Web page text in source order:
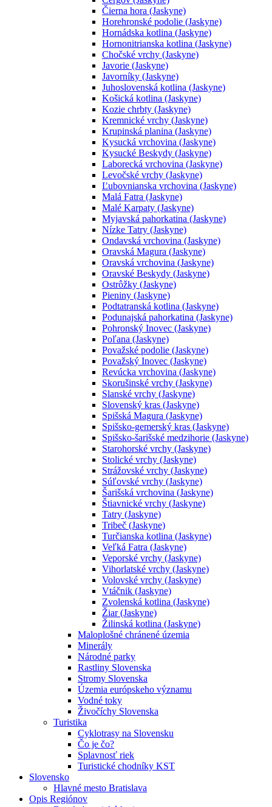
Čierna hora (Jaskyne)
Horehronské podolie (Jaskyne)
Hornádska kotlina (Jaskyne)
Hornonitrianska kotlina (Jaskyne)
Chočské vrchy (Jaskyne)
Javorie (Jaskyne)
Javorníky (Jaskyne)
Juhoslovenská kotlina (Jaskyne)
Košická kotlina (Jaskyne)
Kozie chrbty (Jaskyne)
Kremnické vrchy (Jaskyne)
Krupinská planina (Jaskyne)
Kysucká vrchovina (Jaskyne)
Kysucké Beskydy (Jaskyne)
Laborecká vrchovina (Jaskyne)
Levočské vrchy (Jaskyne)
Ľubovnianska vrchovina (Jaskyne)
Malá Fatra (Jaskyne)
Malé Karpaty (Jaskyne)
Myjavská pahorkatina (Jaskyne)
Nízke Tatry (Jaskyne)
Ondavská vrchovina (Jaskyne)
Oravská Magura (Jaskyne)
Oravská vrchovina (Jaskyne)
Oravské Beskydy (Jaskyne)
Ostrôžky (Jaskyne)
Pieniny (Jaskyne)
Podtatranská kotlina (Jaskyne)
Podunajská pahorkatina (Jaskyne)
Pohronský Inovec (Jaskyne)
Poľana (Jaskyne)
Považské podolie (Jaskyne)
Považský Inovec (Jaskyne)
Revúcka vrchovina (Jaskyne)
Skorušinské vrchy (Jaskyne)
Slanské vrchy (Jaskyne)
Slovenský kras (Jaskyne)
Spišská Magura (Jaskyne)
Spišsko-gemerský kras (Jaskyne)
Spišsko-šarišské medzihorie (Jaskyne)
Starohorské vrchy (Jaskyne)
Stolické vrchy (Jaskyne)
Strážovské vrchy (Jaskyne)
Súľovské vrchy (Jaskyne)
Šarišská vrchovina (Jaskyne)
Štiavnické vrchy (Jaskyne)
Tatry (Jaskyne)
Tribeč (Jaskyne)
Turčianska kotlina (Jaskyne)
Veľká Fatra (Jaskyne)
Veporské vrchy (Jaskyne)
Vihorlatské vrchy (Jaskyne)
Volovské vrchy (Jaskyne)
Vtáčnik (Jaskyne)
Zvolenská kotlina (Jaskyne)
Žiar (Jaskyne)
Žilinská kotlina (Jaskyne)
Maloplošné chránené územia
Minerály
Národné parky
Rastliny Slovenska
Stromy Slovenska
Územia európskeho významu
Vodné toky
Živočíchy Slovenska
Turistika
Cyklotrasy na Slovensku
Čo je čo?
Splavnosť riek
Turistické chodníky KST
Slovensko
Hlavné mesto Bratislava
Opis Regiónov